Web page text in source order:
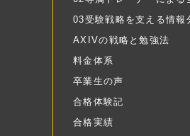
03受験戦略を支える情報
AXIVの戦略と勉強法
料金体系
卒業生の声
合格体験記
合格実績